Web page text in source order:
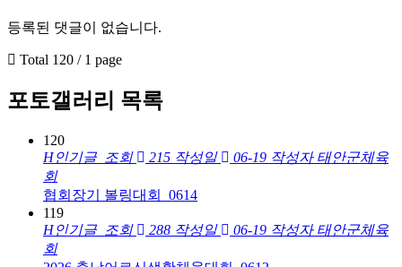
등록된 댓글이 없습니다.
Total 120 /1 page
포토갤러리 목록
120
H인기글 조회 215 작성일 06-19 작성자 태안군체육
회
협회장기 볼링대회_0614
119
H인기글 조회 288 작성일 06-19 작성자 태안군체육
회